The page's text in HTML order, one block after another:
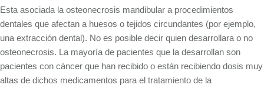
Esta asociada la osteonecrosis mandibular a procedimientos
dentales que afectan a huesos o tejidos circundantes (por ejemplo,
una extracción dental). No es posible decir quien desarrollara o no
osteonecrosis. La mayoría de pacientes que la desarrollan son
pacientes con cáncer que han recibido o están recibiendo dosis muy
altas de dichos medicamentos para el tratamiento de la